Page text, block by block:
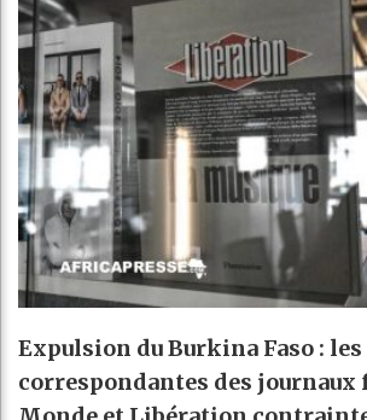
Expulsion du Burkina Faso : les
correspondantes des journaux